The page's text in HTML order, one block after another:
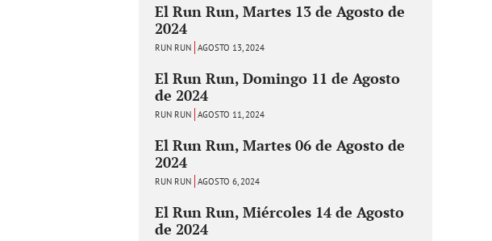
El Run Run, Martes 13 de Agosto de
2024
RUN RUN AGOSTO 13, 2024
El Run Run, Domingo 11 de Agosto
de 2024
RUN RUN AGOSTO 11, 2024
El Run Run, Martes 06 de Agosto de
2024
RUN RUN AGOSTO 6, 2024
El Run Run, Miércoles 14 de Agosto
de 2024